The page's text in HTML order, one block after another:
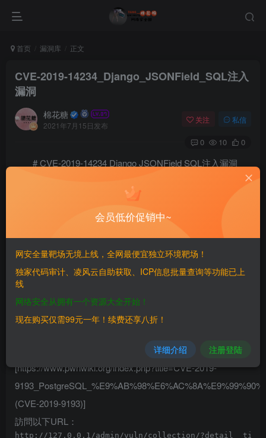
首页 漏洞库 正文
CVE-2019-14234_Django_JSONField_SQL注入
漏洞
棉花糖
2021年7月15日发布
关注 私信
0 10 0
# CVE-2019-14234 Django JSONField SQL注入漏洞
首先需登錄管理員後臺，訪問模型Collection的管理頁面：
[https://www.pwnwiki.org/index.php?title=CVE-2019-
(CVE-2019-9193)]
訪問以下URL：
会员低价促销中~
网安全量靶场无境上线，全网最便宜独立环境靶场！
独家代码审计、凌风云自助获取、ICP信息批量查询等功能已上
线
网络安全从拥有一个资源大全开始！
现在购买仅需99元一年！续费还享八折！
详细介绍 注册登陆